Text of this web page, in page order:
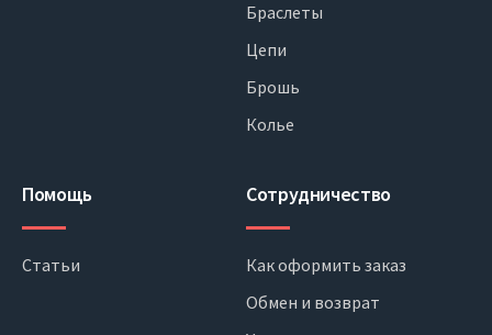
Браслеты
Цепи
Брошь
Колье
Помощь
Статьи
Сотрудничество
Как оформить заказ
Обмен и возврат